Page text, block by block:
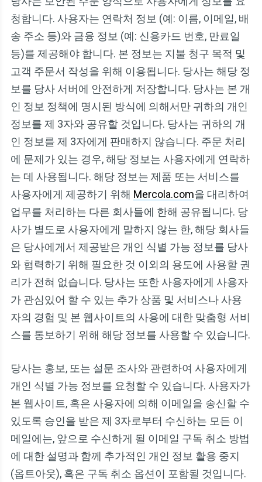
청합니다. 사용자는 연락처 정보 (예: 이름, 이메일, 배
송 주소 등)와 금융 정보 (예: 신용카드 번호, 만료일
등)를 제공해야 합니다. 본 정보는 지불 청구 목적 및
고객 주문서 작성을 위해 이용됩니다. 당사는 해당 정
보를 당사 서버에 안전하게 저장합니다. 당사는 본 개
인 정보 정책에 명시된 방식에 의해서만 귀하의 개인
정보를 제 3자와 공유할 것입니다. 당사는 귀하의 개
인 정보를 제 3자에게 판매하지 않습니다. 주문 처리
에 문제가 있는 경우, 해당 정보는 사용자에게 연락하
는 데 사용됩니다. 해당 정보는 제품 또는 서비스를
사용자에게 제공하기 위해 Mercola.com을 대리하여
업무를 처리하는 다른 회사들에 한해 공유됩니다. 당
사가 별도로 사용자에게 말하지 않는 한, 해당 회사들
은 당사에게서 제공받은 개인 식별 가능 정보를 당사
와 협력하기 위해 필요한 것 이외의 용도에 사용할 권
리가 전혀 없습니다. 당사는 또한 사용자에게 사용자
가 관심있어 할 수 있는 추가 상품 및 서비스나 사용
자의 경험 및 본 웹사이트의 사용에 대한 맞춤형 서비
스를 통보하기 위해 해당 정보를 사용할 수 있습니다.
당사는 홍보, 또는 설문 조사와 관련하여 사용자에게
개인 식별 가능 정보를 요청할 수 있습니다. 사용자가
본 웹사이트, 혹은 사용자에 의해 이메일을 송신할 수
있도록 승인을 받은 제 3자로부터 수신하는 모든 이
메일에는, 앞으로 수신하게 될 이메일 구독 취소 방법
에 대한 설명과 함께 추가적인 개인 정보 활용 중지
(옵트아웃), 혹은 구독 취소 옵션이 포함될 것입니다.